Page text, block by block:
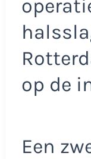
op de
Een